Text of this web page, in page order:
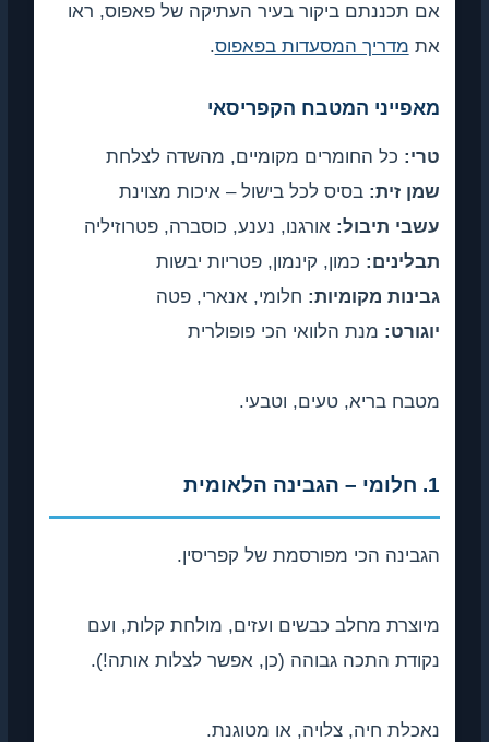
אם תכננתם ביקור בעיר העתיקה של פאפוס, ראו
את מדריך המסעדות בפאפוס.
מאפייני המטבח הקפריסאי
טרי: כל החומרים מקומיים, מהשדה לצלחת
שמן זית: בסיס לכל בישול – איכות מצוינת
עשבי תיבול: אורגנו, נענע, כוסברה, פטרוזיליה
תבלינים: כמון, קינמון, פטריות יבשות
גבינות מקומיות: חלומי, אנארי, פטה
יוגורט: מנת הלוואי הכי פופולרית
מטבח בריא, טעים, וטבעי.
1. חלומי – הגבינה הלאומית
הגבינה הכי מפורסמת של קפריסין.
מיוצרת מחלב כבשים ועזים, מולחת קלות, ועם
נקודת התכה גבוהה (כן, אפשר לצלות אותה!).
נאכלת חיה, צלויה, או מטוגנת.